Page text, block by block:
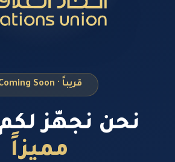
قريباً · Coming Soon
نحن نجهّز
مميزاً